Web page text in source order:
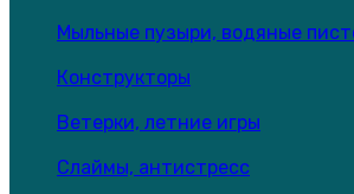
Мыльные пузыри, водяные
Конструкторы
Ветерки, летние игры
Слаймы, антистресс